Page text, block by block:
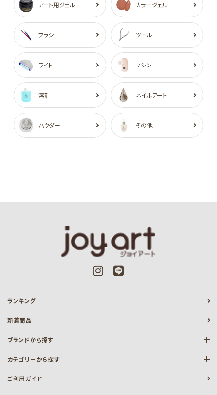
アート用ジェル カラージェル
ブラシ ツール
ライト マシン
溶剤 ネイルアート
パウダー その他
ランキング
新着商品
ブランドから探す
カテゴリーから探す
ご利用ガイド